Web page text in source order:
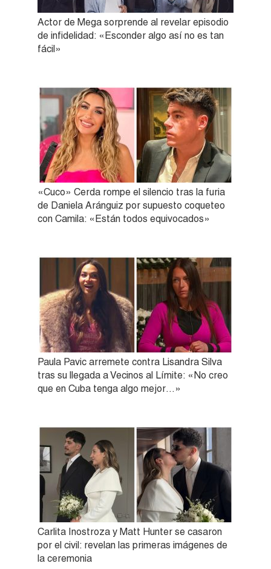
Actor de Mega sorprende al revelar episodio
de infidelidad: «Esconder algo así no es tan
fácil»
«Cuco» Cerda rompe el silencio tras la furia
de Daniela Aránguiz por supuesto coqueteo
con Camila: «Están todos equivocados»
Paula Pavic arremete contra Lisandra Silva
tras su llegada a Vecinos al Límite: «No creo
que en Cuba tenga algo mejor…»
Carlita Inostroza y Matt Hunter se casaron
por el civil: revelan las primeras imágenes de
la ceremonia